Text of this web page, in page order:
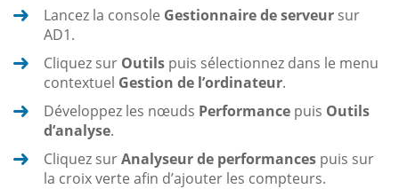
Lancez la console Gestionnaire de serveur sur
AD1.
Cliquez sur Outils puis sélectionnez dans le menu
contextuel Gestion de l’ordinateur.
Développez les nœuds Performance puis Outils
d’analyse.
Cliquez surAnalyseur de performances puis sur
la croix verte afin d’ajouter les compteurs.